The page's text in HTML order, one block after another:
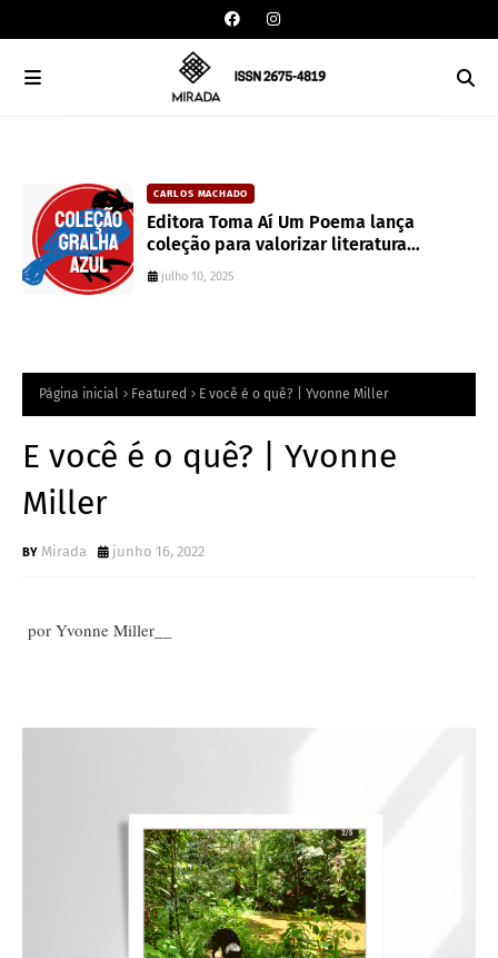
CARLOS MACHADO
Editora Toma Aí Um Poema lança
coleção para valorizar literatura
paranaense
julho 10, 2025
Página inicial Featured E você é o quê? | Yvonne Miller
E você é o quê? | Yvonne
Miller
Mirada junho 16, 2022
por Yvonne Miller__